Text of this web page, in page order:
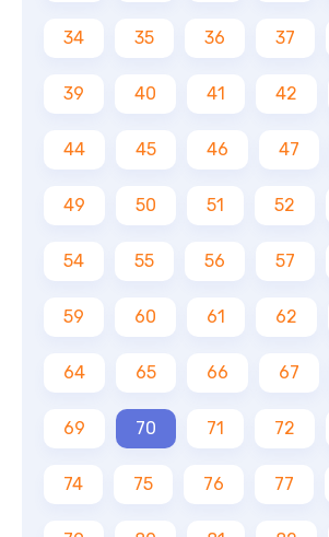
34 35 36 37
39 40 41 42
44 45 46 47
49 50 51 52
54 55 56 57
59 60 61 62
64 65 66 67
69 70 71 72
74 75 76 77